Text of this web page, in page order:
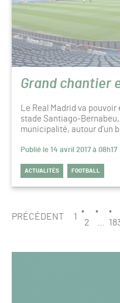
Grand chantier
Le Real Madrid va
stade Santiago-Bernabeu,
municipalité, autour d’un
Publié le 14 avril 2017 à 08h17
ACTUALITÉS FOOTBALL
PAGINATION
PAGE
186
PRÉCÉDENT 1
2 …